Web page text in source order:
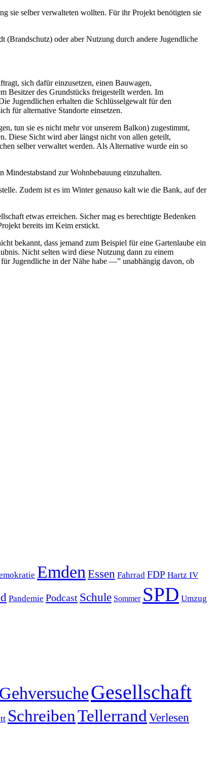
sie selber verwalteten wollten. Für ihr Projekt benötigten sie
oder aber Nutzung durch andere Jugendliche
sich dafür einzusetzen, einen Bauwagen,
Besitzer des Grundstücks freigestellt werden. Im
Jugendlichen erhalten die Schlüsselgewalt für den
für alternative Standorte einsetzen.
tun sie es nicht mehr vor unserem Balkon) zugestimmt,
Diese Sicht wird aber längst nicht von allen geteilt,
selber verwaltet werden. Als Alternative wurde ein so
Mindestabstand zur Wohnbebauung einzuhalten.
Zudem ist es im Winter genauso kalt wie die Bank, auf der
etwas erreichen. Sicher mag es berechtigte Bedenken
bereits im Keim erstickt.
bekannt, dass jemand zum Beispiel für eine Gartenlaube ein
Nicht selten wird diese Nutzung dann zu einem
Jugendliche in der Nähe habe —” unabhängig davon, ob
Emden Essen Fahrrad FDP Hartz IV
Pandemie Podcast Schule Sommer SPD Umzug
GehversucheGesellschaft
SchreibenTellerrand Verlesen